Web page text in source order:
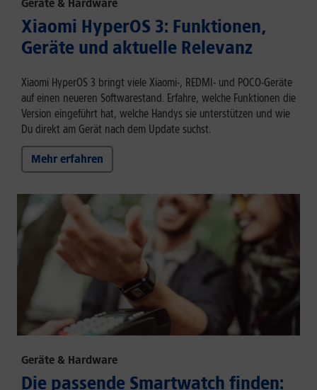
Geräte & Hardware
Xiaomi HyperOS 3: Funktionen,
Geräte und aktuelle Relevanz
Xiaomi HyperOS 3 bringt viele Xiaomi-, REDMI- und POCO-Geräte
auf einen neueren Softwarestand. Erfahre, welche Funktionen die
Version eingeführt hat, welche Handys sie unterstützen und wie
Du direkt am Gerät nach dem Update suchst.
Mehr erfahren
Geräte & Hardware
Die passende Smartwatch finden: